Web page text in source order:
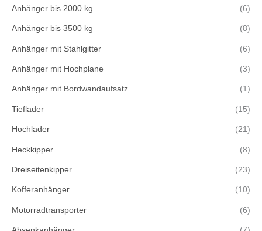
Anhänger bis 2000 kg (6)
Anhänger bis 3500 kg (8)
Anhänger mit Stahlgitter (6)
Anhänger mit Hochplane (3)
Anhänger mit Bordwandaufsatz (1)
Tieflader (15)
Hochlader (21)
Heckkipper (8)
Dreiseitenkipper (23)
Kofferanhänger (10)
Motorradtransporter (6)